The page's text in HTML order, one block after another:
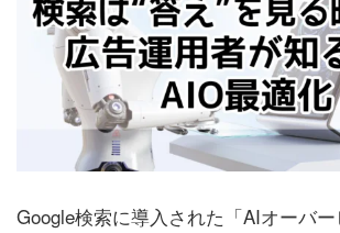
Google検索に導入された「AIオーバー